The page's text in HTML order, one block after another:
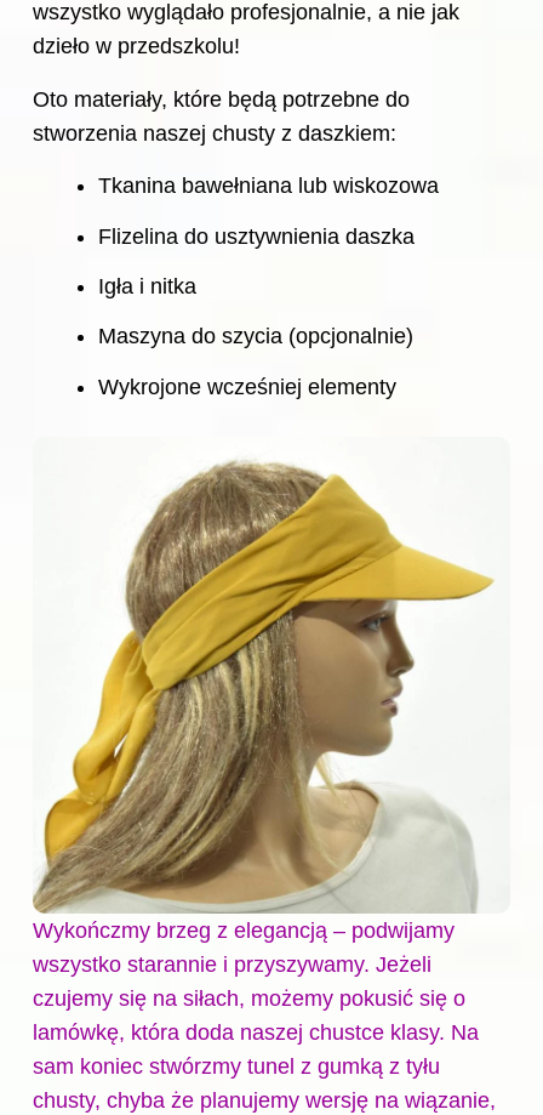
wszystko wyglądało profesjonalnie, a nie jak
dzieło w przedszkolu!
Oto materiały, które będą potrzebne do
stworzenia naszej chusty z daszkiem:
Tkanina bawełniana lub wiskozowa
Flizelina do usztywnienia daszka
Igła i nitka
Maszyna do szycia (opcjonalnie)
Wykrojone wcześniej elementy
Wykończmy brzeg z elegancją – podwijamy
wszystko starannie i przyszywamy. Jeżeli
czujemy się na siłach, możemy pokusić się o
lamówkę, która doda naszej chustce klasy. Na
sam koniec stwórzmy tunel z gumką z tyłu
chusty, chyba że planujemy wersję na wiązanie,